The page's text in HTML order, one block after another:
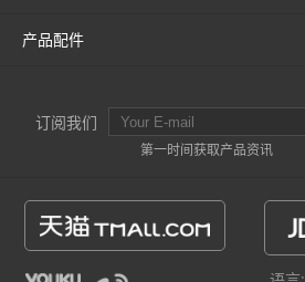
产品配件
订阅我们
第一时间获取产品资讯